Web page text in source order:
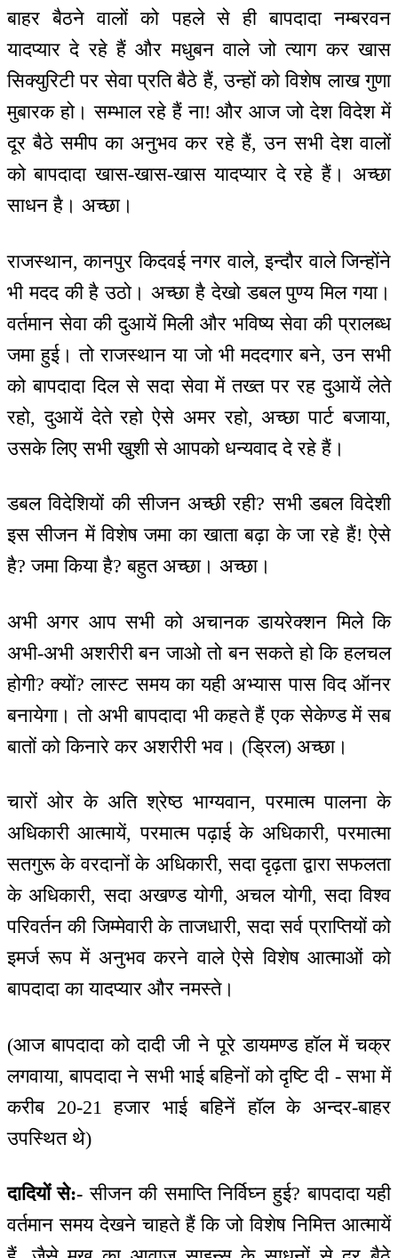
बाहर बैठने वालों को पहले से ही बापदादा नम्बरवन
यादप्यार दे रहे हैं और मधुबन वाले जो त्याग कर खास
सिक्युरिटी पर सेवा प्रति बैठे हैं, उन्हों को विशेष लाख गुणा
मुबारक हो। सम्भाल रहे हैं ना! और आज जो देश विदेश में
दूर बैठे समीप का अनुभव कर रहे हैं, उन सभी देश वालों
को बापदादा खास-खास-खास यादप्यार दे रहे हैं। अच्छा
साधन है। अच्छा।
राजस्थान, कानपुर किदवई नगर वाले, इन्दौर वाले जिन्होंने
भी मदद की है उठो। अच्छा है देखो डबल पुण्य मिल गया।
वर्तमान सेवा की दुआयें मिली और भविष्य सेवा की प्रालब्ध
जमा हुई। तो राजस्थान या जो भी मददगार बने, उन सभी
को बापदादा दिल से सदा सेवा में तख्त पर रह दुआयें लेते
रहो, दुआयें देते रहो ऐसे अमर रहो, अच्छा पार्ट बजाया,
उसके लिए सभी खुशी से आपको धन्यवाद दे रहे हैं।
डबल विदेशियों की सीजन अच्छी रही? सभी डबल विदेशी
इस सीजन में विशेष जमा का खाता बढ़ा के जा रहे हैं! ऐसे
है? जमा किया है? बहुत अच्छा। अच्छा।
अभी अगर आप सभी को अचानक डायरेक्शन मिले कि
अभी-अभी अशरीरी बन जाओ तो बन सकते हो कि हलचल
होगी? क्यों? लास्ट समय का यही अभ्यास पास विद ऑनर
बनायेगा। तो अभी बापदादा भी कहते हैं एक सेकेण्ड में सब
बातों को किनारे कर अशरीरी भव। (ड्रिल) अच्छा।
चारों ओर के अति श्रेष्ठ भाग्यवान, परमात्म पालना के
अधिकारी आत्मायें, परमात्म पढ़ाई के अधिकारी, परमात्मा
सतगुरू के वरदानों के अधिकारी, सदा दृढ़ता द्वारा सफलता
के अधिकारी, सदा अखण्ड योगी, अचल योगी, सदा विश्व
परिवर्तन की जिम्मेवारी के ताजधारी, सदा सर्व प्राप्तियों को
इमर्ज रूप में अनुभव करने वाले ऐसे विशेष आत्माओं को
बापदादा का यादप्यार और नमस्ते।
(आज बापदादा को दादी जी ने पूरे डायमण्ड हॉल में चक्र
लगवाया, बापदादा ने सभी भाई बहिनों को दृष्टि दी - सभा में
करीब 20-21 हजार भाई बहिनें हॉल के अन्दर-बाहर
उपस्थित थे)
दादियों से:- सीजन की समाप्ति निर्विघ्न हुई? बापदादा यही
वर्तमान समय देखने चाहते हैं कि जो विशेष निमित्त आत्मायें